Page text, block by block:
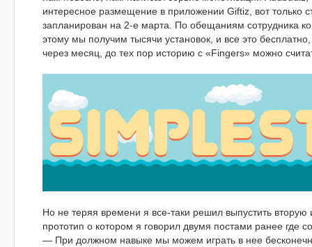
интересное размещение в приложении Giftiz, вот только
запланирован на 2-е марта. По обещаниям сотрудника
этому мы получим тысячи установок, и все это бесплатно,
через месяц, до тех пор историю с «Fingers» можно
Но не теряя времени я все-таки решил выпустить вторую
прототип о котором я говорил двумя постами ранее где
— При должном навыке мы можем играть в нее